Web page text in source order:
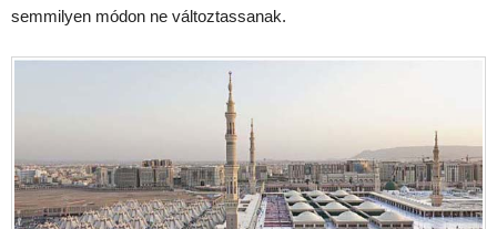
semmilyen módon ne változtassanak.